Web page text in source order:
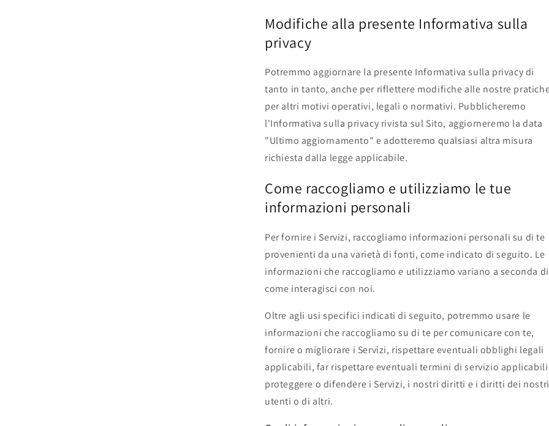
Modifiche alla presente Informativa sulla
privacy
Potremmo aggiornare la presente Informativa sulla privacy di
tanto in tanto, anche per riflettere modifiche alle nostre
per altri motivi operativi, legali o normativi. Pubblicheremo
l'Informativa sulla privacy rivista sul Sito, aggiorneremo la data
"Ultimo aggiornamento" e adotteremo qualsiasi altra misura
richiesta dalla legge applicabile.
Come raccogliamo e utilizziamo le tue
informazioni personali
Per fornire i Servizi, raccogliamo informazioni personali su di te
provenienti da una varietà di fonti, come indicato di seguito. Le
informazioni che raccogliamo e utilizziamo variano a seconda di
come interagisci con noi.
Oltre agli usi specifici indicati di seguito, potremmo usare le
informazioni che raccogliamo su di te per comunicare con te,
fornire o migliorare i Servizi, rispettare eventuali obblighi legali
applicabili, far rispettare eventuali termini di servizio
proteggere o difendere i Servizi, i nostri diritti e i diritti dei nostri
utenti o di altri.